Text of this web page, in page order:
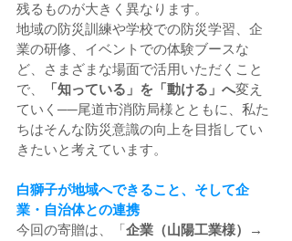
残るものが大きく異なります。
地域の防災訓練や学校での防災学習、企
業の研修、イベントでの体験ブースな
ど、さまざまな場面で活用いただくこと
で、
「知っている」を「動ける」へ変え
ていく──尾道市消防局様とともに、私た
ちはそんな防災意識の向上を目指してい
きたいと考えています。
白獅子が地域へできること、そして企
業・自治体との連携
今回の寄贈は、「企業（山陽工業様）→